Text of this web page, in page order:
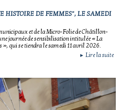
HISTOIRE DE FEMMES", LE SAMEDI
et de la Micro-Folie de Châtillon-
journée de sensibilisation intitulée « La
», qui se tiendra le samedi 11 avril 2026.
► Lire la suite